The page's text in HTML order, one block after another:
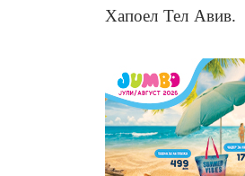
Хапоел Тел Авив.